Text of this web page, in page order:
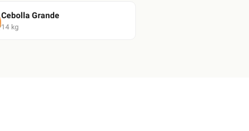
Cebolla Grande
14 kg